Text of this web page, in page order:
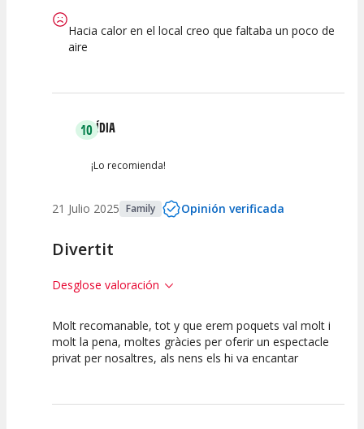
Hacia calor en el local creo que faltaba un poco de
aire
10LÍDIA
¡Lo recomienda!
21 Julio 2025 Family Opinión verificada
Divertit
Desglose valoración
10
Calidad del
10
Puesta en
10
Interpretación
Molt recomanable, tot y que erem poquets val molt i
molt la pena, moltes gràcies per oferir un espectacle
privat per nosaltres, als nens els hi va encantar